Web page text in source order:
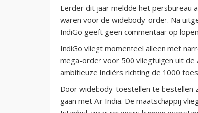
Eerder dit jaar meldde het persbureau
waren voor de widebody-order. Na
IndiGo geeft geen commentaar op
IndiGo vliegt momenteel alleen met
mega-order voor 500 vliegtuigen uit de
ambitieuze Indiërs richting de 1000
Door widebody-toestellen te bestellen
gaan met Air India. De maatschappij